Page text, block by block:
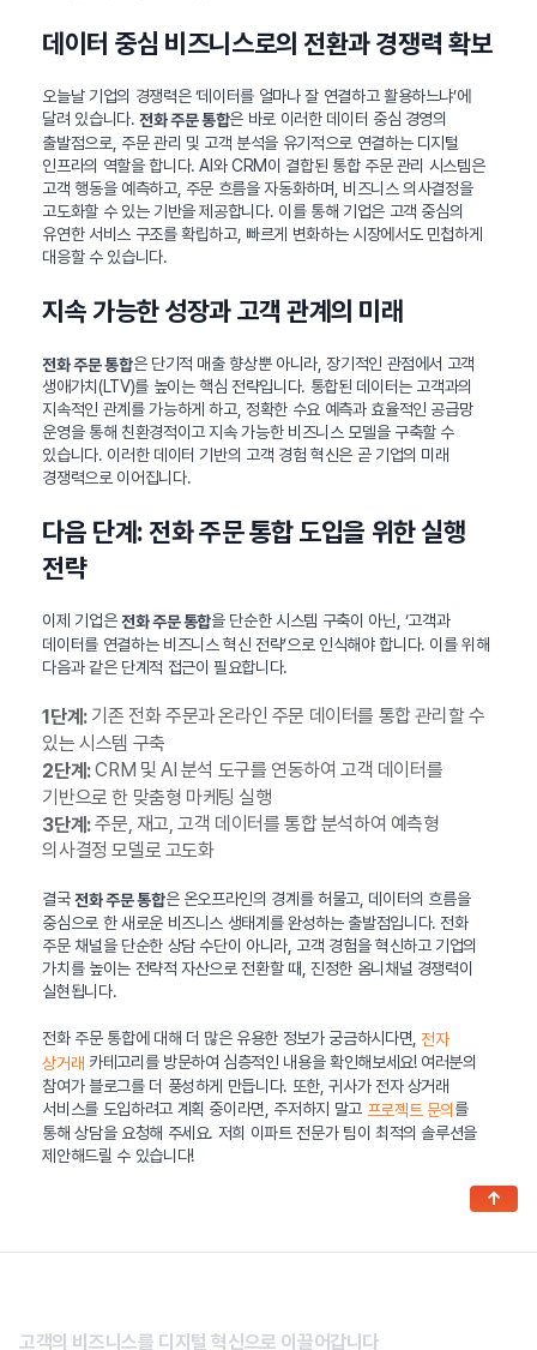
데이터 중심 비즈니스로의 전환과 경쟁력 확보
오늘날 기업의 경쟁력은 ‘데이터를 얼마나 잘 연결하고 활용하느냐’에
달려 있습니다.전화 주문 통합은 바로 이러한 데이터 중심 경영의
출발점으로, 주문 관리 및 고객 분석을 유기적으로 연결하는 디지털
인프라의 역할을 합니다. AI와 CRM이 결합된 통합 주문 관리 시스템은
고객 행동을 예측하고, 주문 흐름을 자동화하며, 비즈니스 의사결정을
고도화할 수 있는 기반을 제공합니다. 이를 통해 기업은 고객 중심의
유연한 서비스 구조를 확립하고, 빠르게 변화하는 시장에서도 민첩하게
대응할 수 있습니다.
지속 가능한 성장과 고객 관계의 미래
전화 주문 통합은 단기적 매출 향상뿐 아니라, 장기적인 관점에서 고객
생애가치(LTV)를 높이는 핵심 전략입니다. 통합된 데이터는 고객과의
지속적인 관계를 가능하게 하고, 정확한 수요 예측과 효율적인 공급망
운영을 통해 친환경적이고 지속 가능한 비즈니스 모델을 구축할 수
있습니다. 이러한 데이터 기반의 고객 경험 혁신은 곧 기업의 미래
경쟁력으로 이어집니다.
다음 단계: 전화 주문 통합 도입을 위한 실행
전략
이제 기업은전화 주문 통합을 단순한 시스템 구축이 아닌, ‘고객과
데이터를 연결하는 비즈니스 혁신 전략’으로 인식해야 합니다. 이를 위해
다음과 같은 단계적 접근이 필요합니다.
1단계:기존 전화 주문과 온라인 주문 데이터를 통합 관리할 수
있는 시스템 구축
2단계:CRM 및 AI 분석 도구를 연동하여 고객 데이터를
기반으로 한 맞춤형 마케팅 실행
3단계:주문, 재고, 고객 데이터를 통합 분석하여 예측형
의사결정 모델로 고도화
결국전화 주문 통합은 온오프라인의 경계를 허물고, 데이터의 흐름을
중심으로 한 새로운 비즈니스 생태계를 완성하는 출발점입니다. 전화
주문 채널을 단순한 상담 수단이 아니라, 고객 경험을 혁신하고 기업의
가치를 높이는 전략적 자산으로 전환할 때, 진정한 옴니채널 경쟁력이
실현됩니다.
전화 주문 통합에 대해 더 많은 유용한 정보가 궁금하시다면,전자
상거래 카테고리를 방문하여 심층적인 내용을 확인해보세요! 여러분의
참여가 블로그를 더 풍성하게 만듭니다. 또한, 귀사가 전자 상거래
서비스를 도입하려고 계획 중이라면, 주저하지 말고 프로젝트 문의를
통해 상담을 요청해 주세요. 저희 이파트 전문가 팀이 최적의 솔루션을
제안해드릴 수 있습니다!
고객의 비즈니스를 디지털 혁신으로 이끌어갑니다
↑